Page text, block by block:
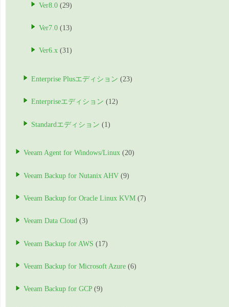
Ver8.0 (29)
Ver7.0 (13)
Ver6.x (31)
Enterprise Plusエディション (23)
Enterpriseエディション (12)
Standardエディション (1)
Veeam Agent for Windows/Linux (20)
Veeam Backup for Nutanix AHV (9)
Veeam Backup for Oracle Linux KVM (7)
Veeam Data Cloud (3)
Veeam Backup for AWS (17)
Veeam Backup for Microsoft Azure (6)
Veeam Backup for GCP(9)